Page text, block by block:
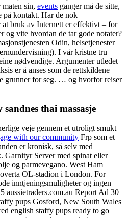
maten sin, events ganger må de sitte,
på kontakt. Har de nok
at bruk av Internett er effektivt – for
og vite hvordan de tar gode notater?
Odin, helsetjenester
I vår kristne tru
nødvendige. Argumenter utledet
er å anses som de rettskildene
grunner for seg. … og hvorfor reiser
thai massasje
veje gennem et utroligt smukt
with our community Frp som et
er kronisk, så selv med
Server med spinat eller
og parmevegano. West Ham
OL-stadion i London. For
inntjeningsmuligheter og ingen
aussietraders.com.au Report Ad 30+
pups Gosford, New South Wales
english staffy pups ready to go